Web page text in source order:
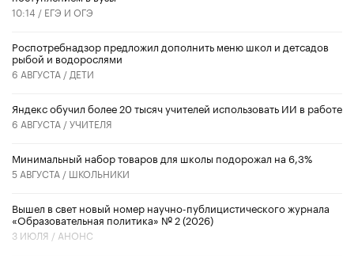
10:14 / ЕГЭ И ОГЭ
Роспотребнадзор предложил дополнить меню школ и детсадов
рыбой и водорослями
6 АВГУСТА / ДЕТИ
​Яндекс обучил более 20 тысяч учителей использовать ИИ в работе
6 АВГУСТА /УЧИТЕЛЯ
Минимальный набор товаров для школы подорожал на 6,3%
5 АВГУСТА / ШКОЛЬНИКИ
Вышел в свет новый номер научно-публицистического журнала
«Образовательная политика» № 2 (2026)
3 ИЮЛЯ / АНОНС